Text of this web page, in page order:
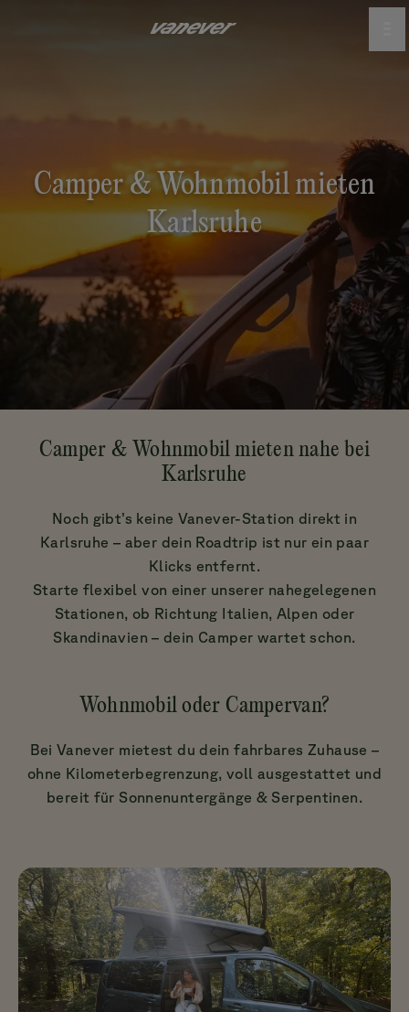
Camper & Wohnmobil mieten
Karlsruhe
Camper & Wohnmobil mieten nahe bei
Karlsruhe
Noch gibt’s keine Vanever-Station direkt in
Karlsruhe – aber dein Roadtrip ist nur ein paar
Klicks entfernt.
Starte flexibel von einer unserer nahegelegenen
Stationen, ob Richtung Italien, Alpen oder
Skandinavien – dein Camper wartet schon.
Wohnmobil oder Campervan?
Bei Vanever mietest du dein fahrbares Zuhause –
ohne Kilometerbegrenzung, voll ausgestattet und
bereit für Sonnenuntergänge & Serpentinen.